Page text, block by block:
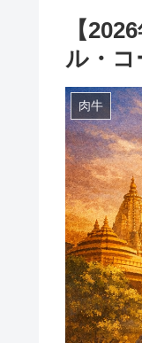
【
ル・コ
肉牛